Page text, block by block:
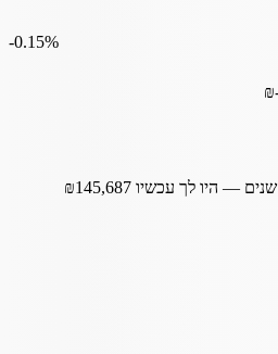
‎-0.15%
— היו לך עכשיו ₪145,687